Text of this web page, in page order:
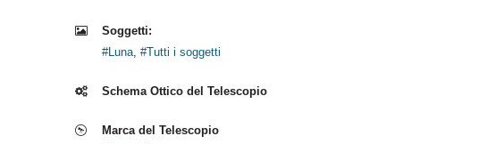
Soggetti:
#Luna, #Tutti i soggetti
Schema Ottico del Telescopio
Marca del Telescopio